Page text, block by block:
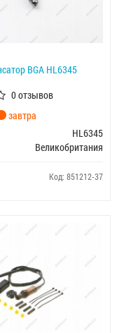
BGA HL6345
0 отзывов
завтра
HL6345
Великобритания
Код: 851212-37